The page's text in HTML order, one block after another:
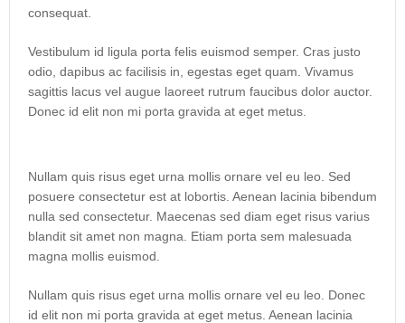
consequat.
Vestibulum id ligula porta felis euismod semper. Cras justo
odio, dapibus ac facilisis in, egestas eget quam. Vivamus
sagittis lacus vel augue laoreet rutrum faucibus dolor auctor.
Donec id elit non mi porta gravida at eget metus.
Nullam quis risus eget urna mollis ornare vel eu leo. Sed
posuere consectetur est at lobortis. Aenean lacinia bibendum
nulla sed consectetur. Maecenas sed diam eget risus varius
blandit sit amet non magna. Etiam porta sem malesuada
magna mollis euismod.
Nullam quis risus eget urna mollis ornare vel eu leo. Donec
id elit non mi porta gravida at eget metus. Aenean lacinia